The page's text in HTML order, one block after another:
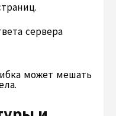
сервера
может мешать